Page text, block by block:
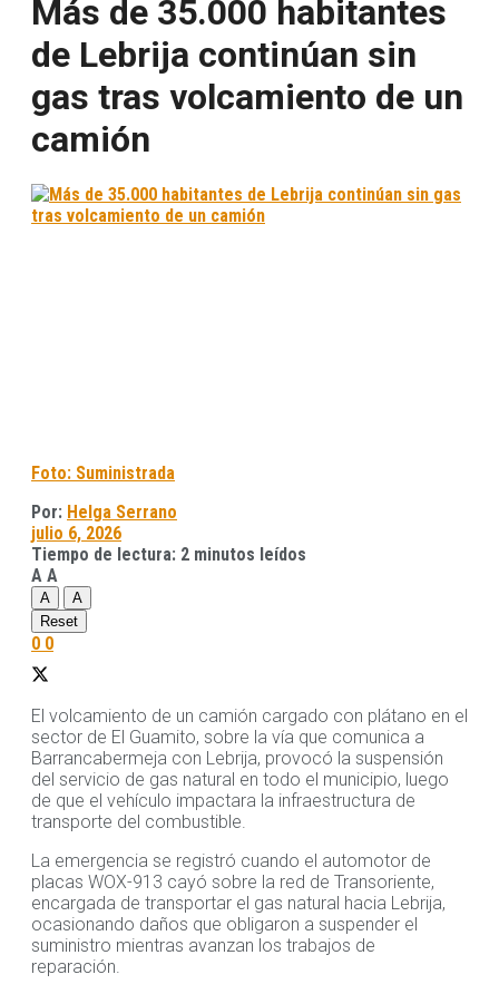
Más de 35.000 habitantes
de Lebrija continúan sin
gas tras volcamiento de un
camión
Foto: Suministrada
Por: Helga Serrano
julio 6, 2026
Tiempo de lectura: 2 minutos leídos
A A
A
A
Reset
0 0
El volcamiento de un camión cargado con plátano en el
sector de El Guamito, sobre la vía que comunica a
Barrancabermeja con Lebrija, provocó la suspensión
del servicio de gas natural en todo el municipio, luego
de que el vehículo impactara la infraestructura de
transporte del combustible.
La emergencia se registró cuando el automotor de
placas WOX-913 cayó sobre la red de Transoriente,
encargada de transportar el gas natural hacia Lebrija,
ocasionando daños que obligaron a suspender el
suministro mientras avanzan los trabajos de
reparación.